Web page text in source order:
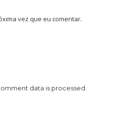
vez que eu comentar.
data is processed.